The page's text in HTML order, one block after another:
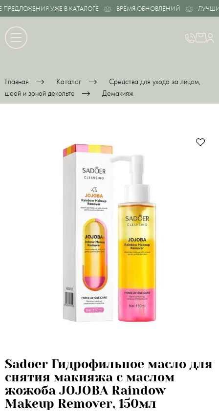
УЖЕ В КАТАЛОГЕ ВРЕМЯ ОБНОВЛЕНИЙ ЛУЧШИЕ
Главная Каталог
Средства для ухода за лицом,
шеей и зоной декольте
Демакияж
Sadoer Гидрофильное масло для
снятия макияжа с маслом
жожоба JOJOBA Raindow
Makeup Remover, 150мл